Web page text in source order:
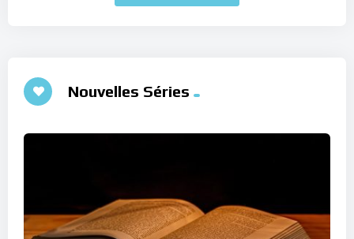
Nouvelles Séries